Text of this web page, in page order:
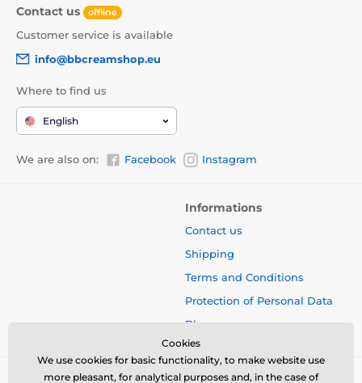
Contact us offline
Customer service is available
info@bbcreamshop.eu
Where to find us
English
We are also on: Facebook Instagram
Informations
Contact us
Shipping
Terms and Conditions
Protection of Personal Data
Blog
Cookies
We use cookies for basic functionality, to make website use
more pleasant, for analytical purposes and, in the case of